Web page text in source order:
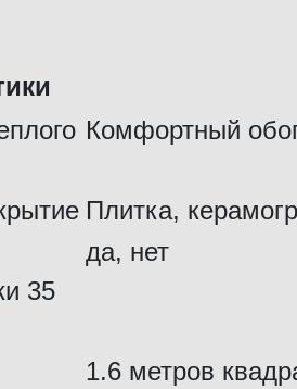
Комфортный
Плитка,
35
да, нет
1.6 метров